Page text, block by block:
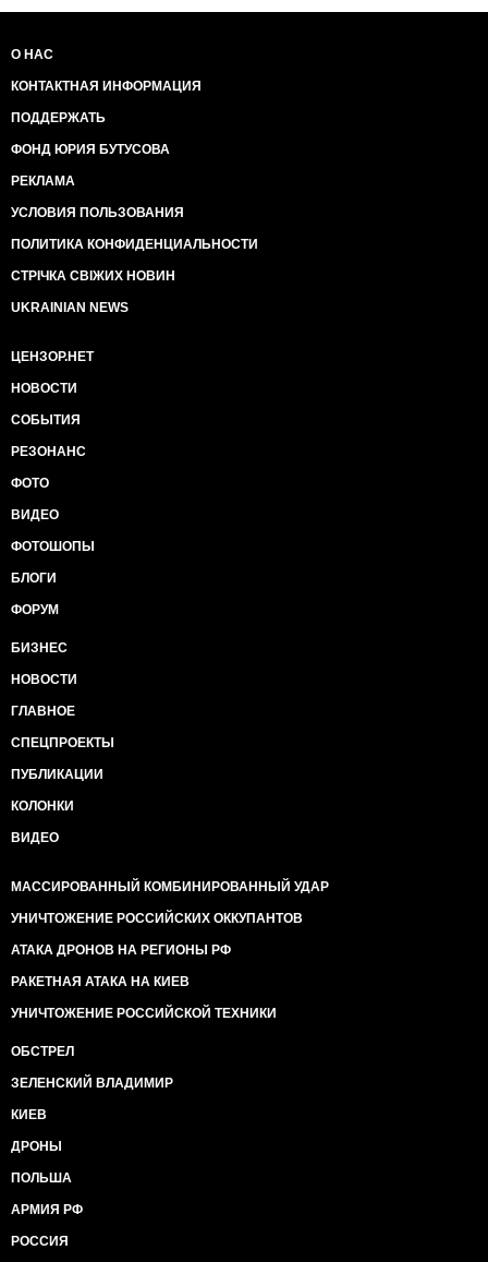
О НАС
КОНТАКТНАЯ ИНФОРМАЦИЯ
ПОДДЕРЖАТЬ
ФОНД ЮРИЯ БУТУСОВА
РЕКЛАМА
УСЛОВИЯ ПОЛЬЗОВАНИЯ
ПОЛИТИКА КОНФИДЕНЦИАЛЬНОСТИ
СТРІЧКА СВІЖИХ НОВИН
UKRAINIAN NEWS
ЦЕНЗОР.НЕТ
НОВОСТИ
СОБЫТИЯ
РЕЗОНАНС
ФОТО
ВИДЕО
ФОТОШОПЫ
БЛОГИ
ФОРУМ
БИЗНЕС
НОВОСТИ
ГЛАВНОЕ
СПЕЦПРОЕКТЫ
ПУБЛИКАЦИИ
КОЛОНКИ
ВИДЕО
МАССИРОВАННЫЙ КОМБИНИРОВАННЫЙ УДАР
УНИЧТОЖЕНИЕ РОССИЙСКИХ ОККУПАНТОВ
АТАКА ДРОНОВ НА РЕГИОНЫ РФ
РАКЕТНАЯ АТАКА НА КИЕВ
УНИЧТОЖЕНИЕ РОССИЙСКОЙ ТЕХНИКИ
ОБСТРЕЛ
ЗЕЛЕНСКИЙ ВЛАДИМИР
КИЕВ
ДРОНЫ
ПОЛЬША
АРМИЯ РФ
РОССИЯ